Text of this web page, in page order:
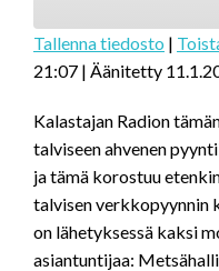
SHARE
LINK
EMBED
Tallenna tiedosto |
21:07 | Äänitetty
Kalastajan Radion
talviseen ahvenen
ja tämä korostuu
talvisen verkkopyynnin
on lähetyksessä kaksi
asiantuntijaa: